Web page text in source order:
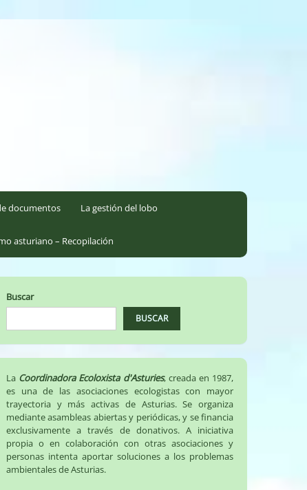
documentos La gestión del lobo
asturiano – Recopilación
Buscar
BUSCAR
La Coordinadora Ecoloxista d'Asturies, creada en 1987,
es una de las asociaciones ecologistas con mayor
trayectoria y más activas de Asturias. Se organiza
mediante asambleas abiertas y periódicas, y se financia
exclusivamente a través de donativos. A iniciativa
propia o en colaboración con otras asociaciones y
personas intenta aportar soluciones a los problemas
ambientales de Asturias.